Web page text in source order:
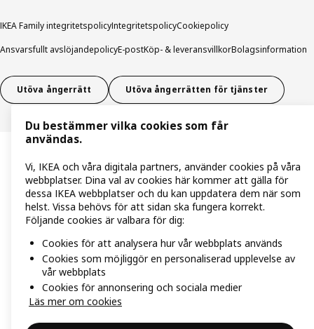
IKEA Family integritetspolicyIntegritetspolicyCookiepolicy
Ansvarsfullt avslöjandepolicyE-postKöp- & leveransvillkorBolagsinformation
Utöva ångerrätt Utöva ångerrätten för tjänster
Du bestämmer vilka cookies som får
användas.
Vi, IKEA och våra digitala partners, använder cookies på våra
webbplatser. Dina val av cookies här kommer att gälla för
dessa IKEA webbplatser och du kan uppdatera dem när som
helst. Vissa behövs för att sidan ska fungera korrekt.
Följande cookies är valbara för dig:
Cookies för att analysera hur vår webbplats används
Cookies som möjliggör en personaliserad upplevelse av
vår webbplats
Cookies för annonsering och sociala medier
Läs mer om cookies